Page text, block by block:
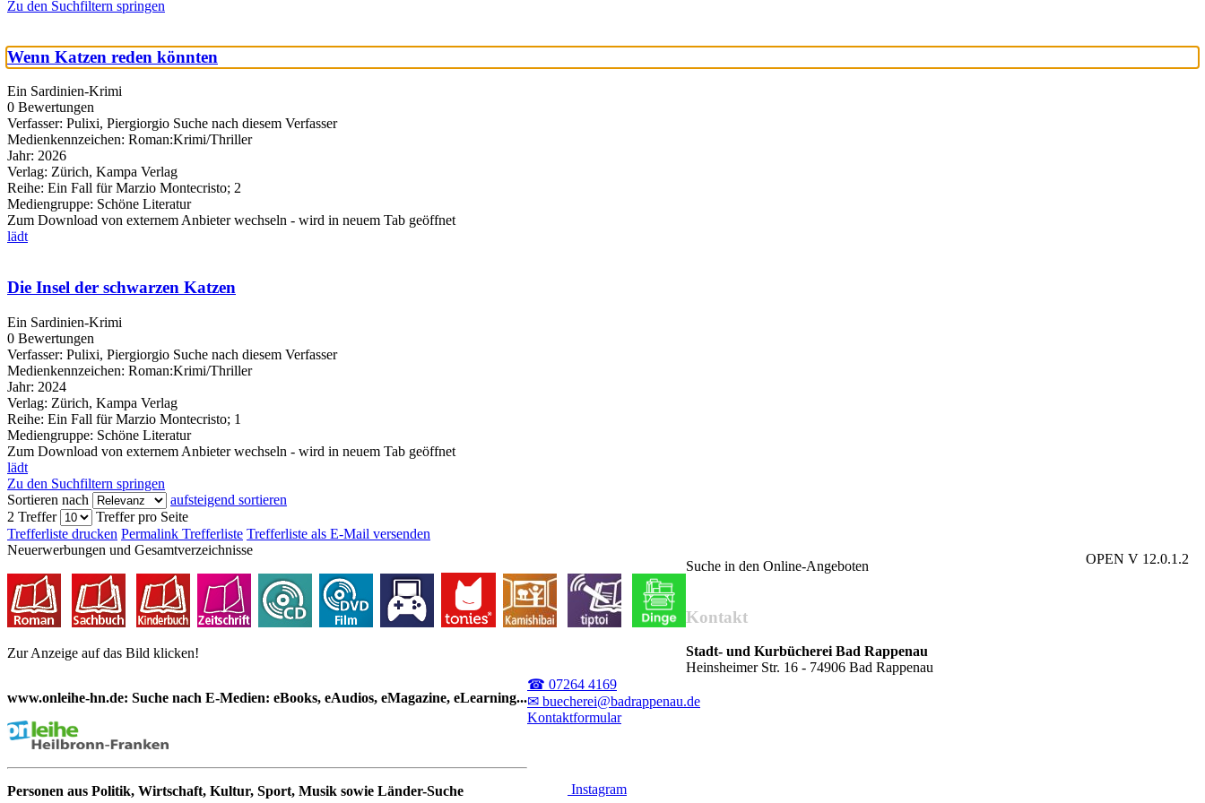
Zu den Suchfiltern springen
Wenn Katzen reden könnten
Ein Sardinien-Krimi
0 Bewertungen
Verfasser: Pulixi, Piergiorgio Suche nach diesem Verfasser
Medienkennzeichen: Roman:Krimi/Thriller
Jahr: 2026
Verlag: Zürich, Kampa Verlag
Reihe: Ein Fall für Marzio Montecristo; 2
Mediengruppe: Schöne Literatur
Zum Download von externem Anbieter wechseln - wird in neuem Tab geöffnet
lädt
Die Insel der schwarzen Katzen
Ein Sardinien-Krimi
0 Bewertungen
Verfasser: Pulixi, Piergiorgio Suche nach diesem Verfasser
Medienkennzeichen: Roman:Krimi/Thriller
Jahr: 2024
Verlag: Zürich, Kampa Verlag
Reihe: Ein Fall für Marzio Montecristo; 1
Mediengruppe: Schöne Literatur
Zum Download von externem Anbieter wechseln - wird in neuem Tab geöffnet
lädt
Zu den Suchfiltern springen
Sortieren nach
aufsteigend sortieren
2 Treffer
Treffer pro Seite
Trefferliste drucken Permalink Trefferliste Trefferliste als E-Mail versenden
OPEN V 12.0.1.2
Neuerwerbungen und Gesamtverzeichnisse
Zur Anzeige auf das Bild klicken!
Suche in den Online-Angeboten
www.onleihe-hn.de: Suche nach E-Medien: eBooks, eAudios, eMagazine, eLearning...
Personen aus Politik, Wirtschaft, Kultur, Sport, Musik sowie Länder-Suche
Kontakt
Stadt- und Kurbücherei Bad Rappenau
Heinsheimer Str. 16 - 74906 Bad Rappenau
☎ 07264 4169
✉ buecherei@badrappenau.de
Kontaktformular
Instagram